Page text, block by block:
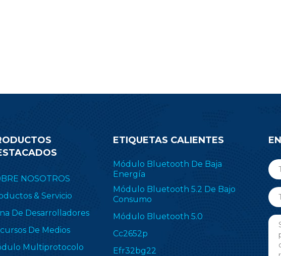
convencionales.
NOSOTROS
& Servicio
De Desarrolladores
De Medios
Multiprotocolo
ETIQUETAS CALIENTES
Módulo Bluetooth De Baja
Energía
Módulo Bluetooth 5.2 De Bajo
Consumo
Módulo Bluetooth 5.0
Cc2652p
Efr32bg22